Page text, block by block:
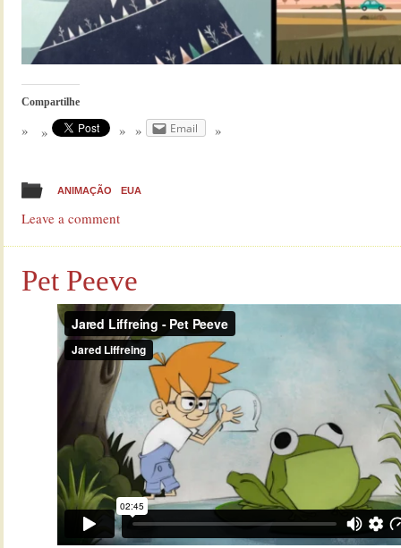
Compartilhe
Email
ANIMAÇÃO EUA
Leave a comment
Pet Peeve